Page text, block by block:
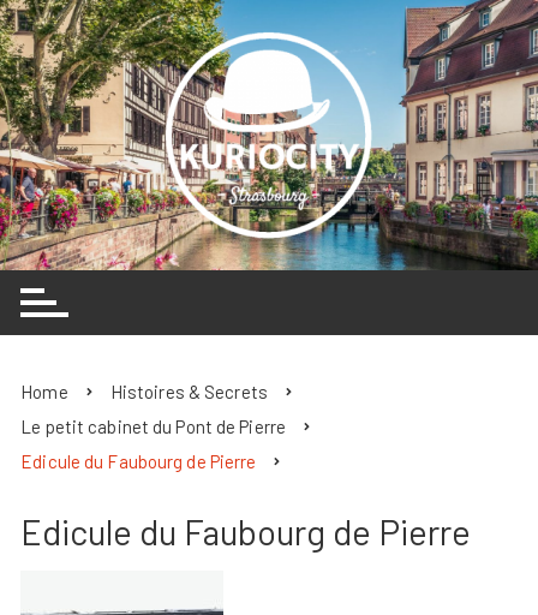
Skip
to
content
Home
Histoires & Secrets
Le petit cabinet du Pont de Pierre
Edicule du Faubourg de Pierre
Edicule du Faubourg de Pierre